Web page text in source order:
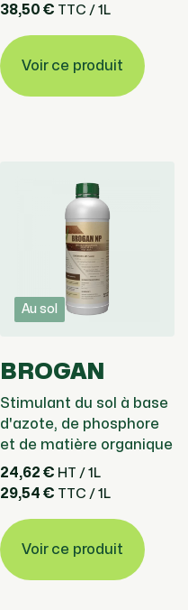
38,50 € TTC / 1L
Voir ce produit
Au sol
BROGAN
Stimulant du sol à base
d'azote, de phosphore
et de matière organique
24,62 € HT / 1L
29,54 € TTC / 1L
Voir ce produit